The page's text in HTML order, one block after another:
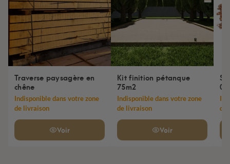
Traverse paysagère en
chêne
Indisponible dans votre zone
de livraison
Voir
Kit finition pétanque
75m2
Indisponible dans votre zone
de livraison
Voir
0/
de